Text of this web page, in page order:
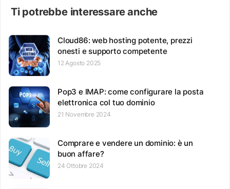
Ti potrebbe interessare anche
Cloud86: web hosting potente, prezzi
onesti e supporto competente
12 Agosto 2025
Pop3 e IMAP: come configurare la posta
elettronica col tuo dominio
21 Novembre 2024
Comprare e vendere un dominio: è un
buon affare?
24 Ottobre 2024